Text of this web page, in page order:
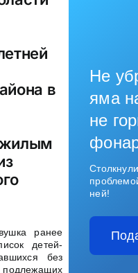
в
ранее
детей-
без
подлежащих
Не
яма
не
ней!